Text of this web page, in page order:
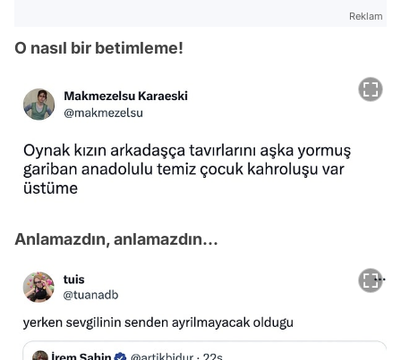
Reklam
O nasıl bir betimleme!
Anlamazdın, anlamazdın...